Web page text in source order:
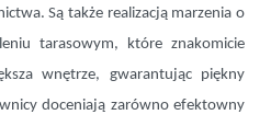
Są także realizacją marzenia o
tarasowym, które znakomicie
wnętrze, gwarantując piękny
doceniają zarówno efektowny